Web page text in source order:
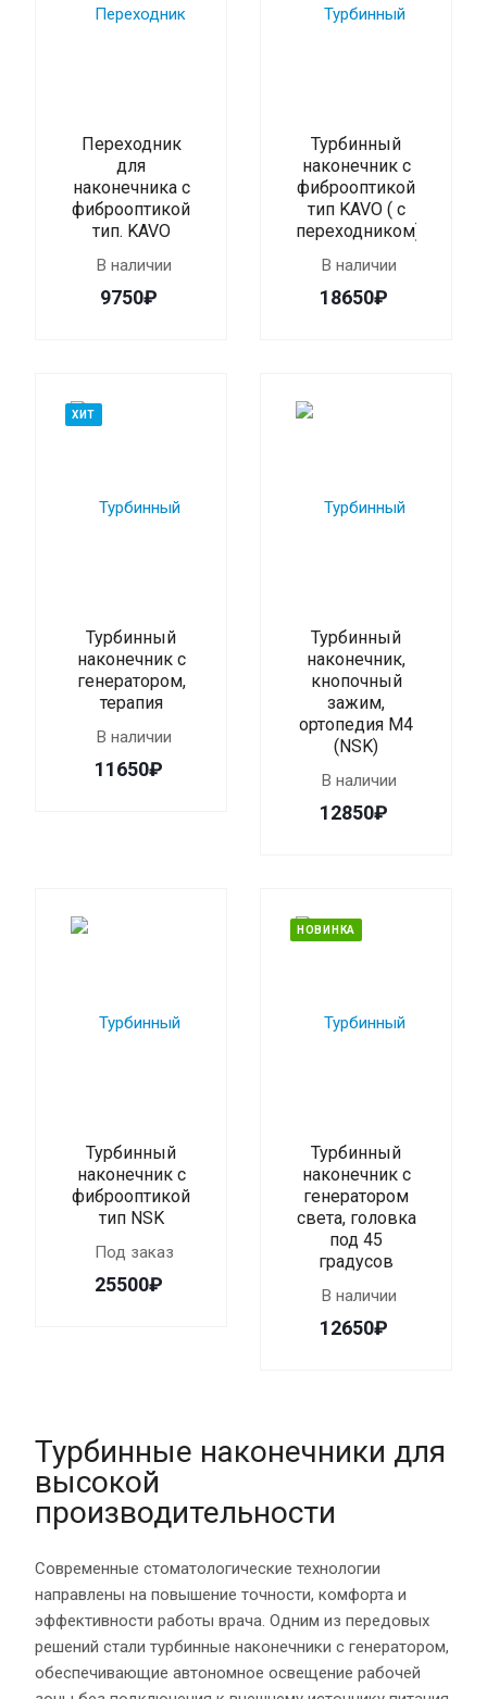
Переходник
для
наконечника с
фиброоптикой
тип. KAVO
В наличии
9750₽
Турбинный
наконечник с
фиброоптикой
тип KAVO ( c
переходником)
В наличии
18650₽
ХИТ
Турбинный
наконечник с
генератором,
терапия
В наличии
11650₽
Турбинный
наконечник,
кнопочный
зажим,
ортопедия M4
(NSK)
В наличии
12850₽
Турбинный
наконечник с
фиброоптикой
тип NSK
Под заказ
25500₽
НОВИНКА
Турбинный
наконечник с
генератором
света, головка
под 45
градусов
В наличии
12650₽
Турбинные наконечники для
высокой
производительности
Современные стоматологические технологии
направлены на повышение точности, комфорта и
эффективности работы врача. Одним из передовых
решений стали турбинные наконечники с генератором,
обеспечивающие автономное освещение рабочей